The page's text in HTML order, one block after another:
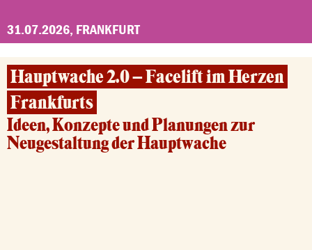
31.07.2026, FRANKFURT
Hauptwache 2.0 – Facelift im Herzen
Frankfurts
Ideen, Konzepte und Planungen zur
Neugestaltung der Hauptwache